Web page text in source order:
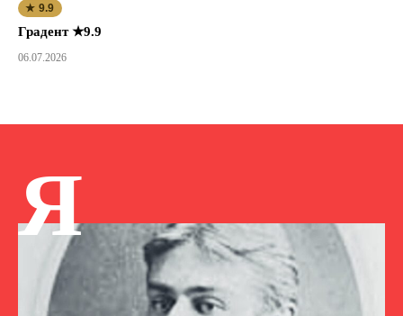
★ 9.9
Градент ★9.9
06.07.2026
Я